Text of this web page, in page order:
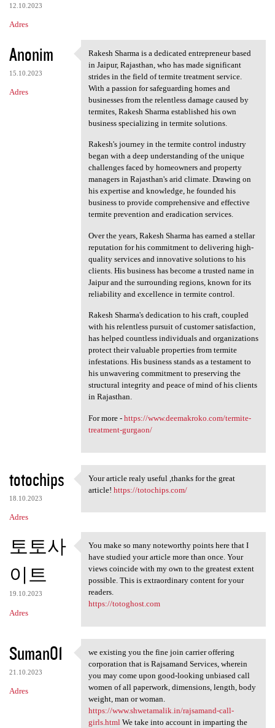
12.10.2023
Adres
Anonim
15.10.2023
Adres
Rakesh Sharma is a dedicated
Rakesh Sharma is a dedicated entrepreneur based
in Jaipur, Rajasthan, who has made significant
strides in the field of termite treatment service.
With a passion for safeguarding homes and
businesses from the relentless damage caused by
termites, Rakesh Sharma established his own
business specializing in termite solutions.
Rakesh's journey in the termite control industry
began with a deep understanding of the unique
challenges faced by homeowners and property
managers in Rajasthan's arid climate. Drawing on
his expertise and knowledge, he founded his
business to provide comprehensive and effective
termite prevention and eradication services.
Over the years, Rakesh Sharma has earned a stellar
reputation for his commitment to delivering high-
quality services and innovative solutions to his
clients. His business has become a trusted name in
Jaipur and the surrounding regions, known for its
reliability and excellence in termite control.
Rakesh Sharma's dedication to his craft, coupled
with his relentless pursuit of customer satisfaction,
has helped countless individuals and organizations
protect their valuable properties from termite
infestations. His business stands as a testament to
his unwavering commitment to preserving the
structural integrity and peace of mind of his clients
in Rajasthan.
For more - https://www.deemakroko.com/termite-
treatment-gurgaon/
totochips
18.10.2023
Adres
Your article realy useful
Your article realy useful ,thanks for the great
article! https://totochips.com/
토토사
이트
19.10.2023
Adres
You make so many noteworthy
You make so many noteworthy points here that I
have studied your article more than once. Your
views coincide with my own to the greatest extent
possible. This is extraordinary content for your
readers.
https://totoghost.com
Suman01
21.10.2023
Adres
we existing you the fine join
we existing you the fine join carrier offering
corporation that is Rajsamand Services, wherein
you may come upon good-looking unbiased call
women of all paperwork, dimensions, length, body
weight, man or woman.
https://www.shwetamalik.in/rajsamand-call-
girls.htmlWe take into account in imparting the